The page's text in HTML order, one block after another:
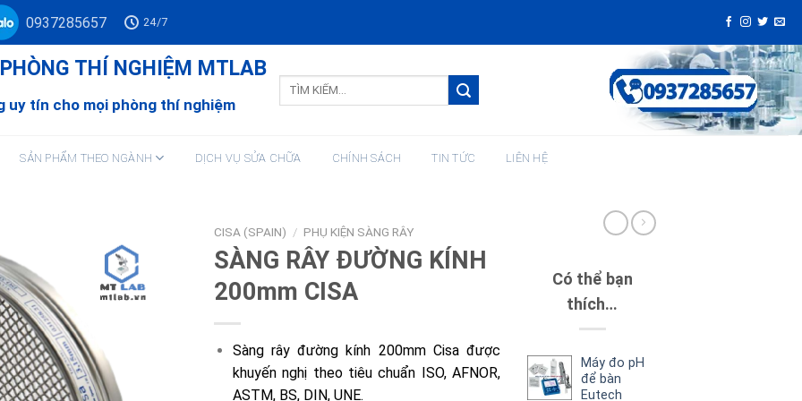
0937285657 24/7
THÍ NGHIỆM MTLAB
tín cho mọi phòng thí nghiệm
Tìm
SẢN PHẨM THEO NGÀNH DỊCH VỤ SỬA CHỮA CHÍNH SÁCH TIN TỨC LIÊN HỆ
CISA (SPAIN) / PHỤ KIỆN SÀNG RÂY
SÀNG RÂY ĐƯỜNG KÍNH
200mm CISA
Sàng rây đường kính 200mm Cisa được
khuyến nghị theo tiêu chuẩn ISO, AFNOR,
ASTM, BS, DIN, UNE.
Có thể bạn
thích…
Máy đo pH
để bàn
Eutech